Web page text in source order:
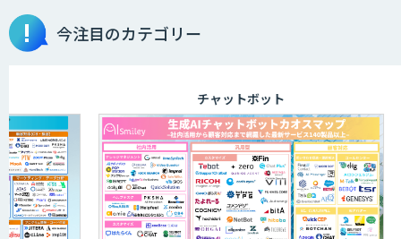
埋もれた知見を再利用可能なデータ資産
に整備「KIBIT Libria」
異常検知AI
需要予測＋業務最適化AIシステム
『KISS』
今注目のカテゴリー
チャットボット